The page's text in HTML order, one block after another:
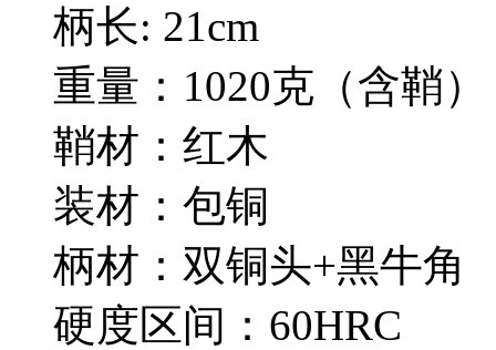
柄长: 21cm
重量：1020克（含鞘）
鞘材：红木
装材：包铜
柄材：双铜头+黑牛角
硬度区间：60HRC